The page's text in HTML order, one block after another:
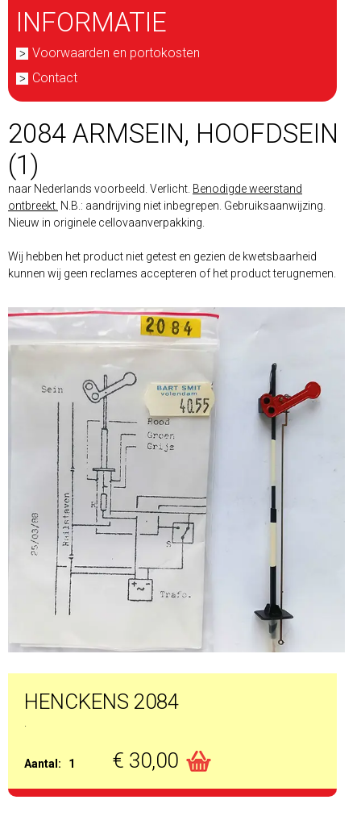
INFORMATIE
Voorwaarden en portokosten
Contact
2084 ARMSEIN, HOOFDSEIN
(1)
naar Nederlands voorbeeld. Verlicht. Benodigde weerstand
ontbreekt. N.B.: aandrijving niet inbegrepen. Gebruiksaanwijzing.
Nieuw in originele cellovaanverpakking.
Wij hebben het product niet getest en gezien de kwetsbaarheid
kunnen wij geen reclames accepteren of het product terugnemen.
HENCKENS 2084
.
Aantal: 1 € 30,00